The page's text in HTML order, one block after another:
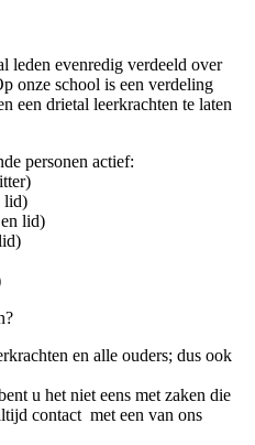
leden evenredig verdeeld over
onze school is een verdeling
een drietal leerkrachten te laten
personen actief:
lid)
lid)
en alle ouders; dus ook
u het niet eens met zaken die
contact met een van ons